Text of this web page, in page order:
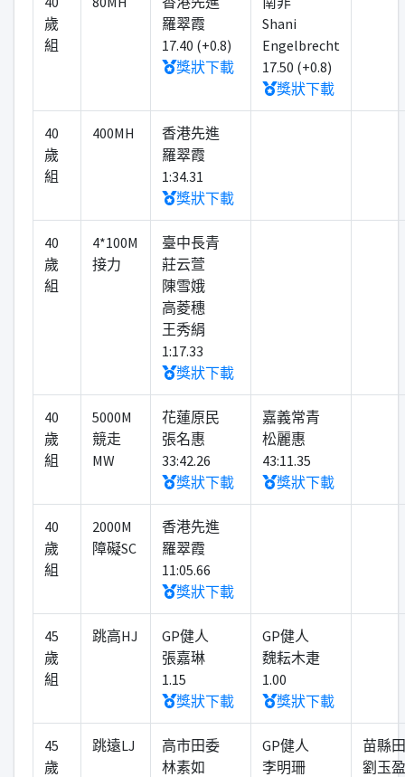
歲
組
羅翠霞
17.40 (+0.8)
獎狀下載
Shani
Engelbrecht
17.50 (+0.8)
獎狀下載
40
歲
組
400MH
香港先進
羅翠霞
1:34.31
獎狀下載
40
歲
組
4*100M
接力
臺中長青
莊云萱
陳雪娥
高菱穗
王秀絹
1:17.33
獎狀下載
40
歲
組
5000M
競走
MW
花蓮原民
張名惠
33:42.26
獎狀下載
嘉義常青
松麗惠
43:11.35
獎狀下載
40
歲
組
2000M
障礙SC
香港先進
羅翠霞
11:05.66
獎狀下載
45
歲
組
跳高HJ
GP健人
張嘉琳
1.15
獎狀下載
GP健人
魏耘木疌
1.00
獎狀下載
45
歲
跳遠LJ
高市田委
林素如
GP健人
李明珊
苗縣
劉玉盈